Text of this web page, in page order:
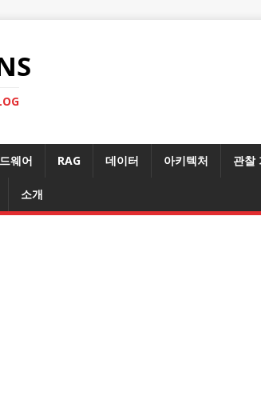
웨어 RAG 데이터 아키텍처 관찰
소개